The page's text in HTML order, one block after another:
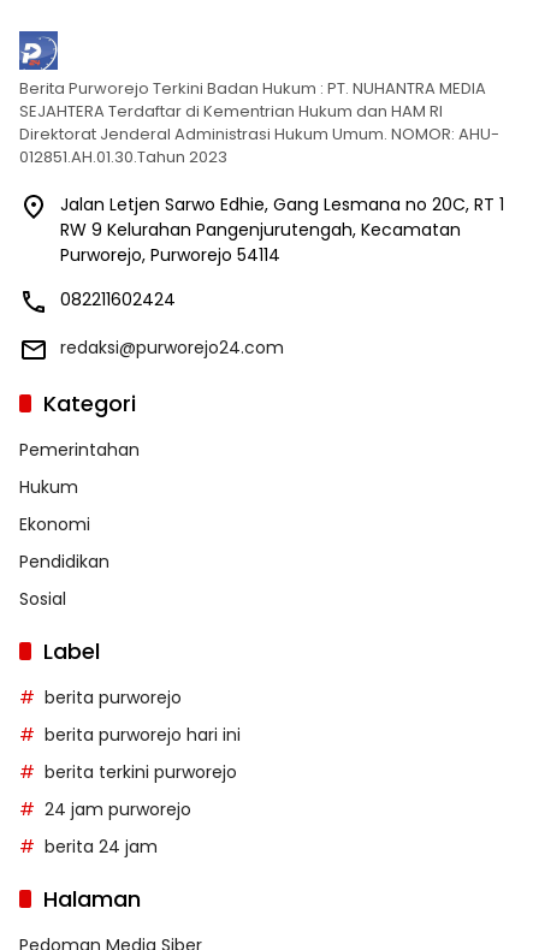
Berita Purworejo Terkini Badan Hukum : PT. NUHANTRA MEDIA
SEJAHTERA Terdaftar di Kementrian Hukum dan HAM RI
Direktorat Jenderal Administrasi Hukum Umum. NOMOR: AHU-
012851.AH.01.30.Tahun 2023
Jalan Letjen Sarwo Edhie, Gang Lesmana no 20C, RT 1
RW 9 Kelurahan Pangenjurutengah, Kecamatan
Purworejo, Purworejo 54114
082211602424
redaksi@purworejo24.com
Kategori
Pemerintahan
Hukum
Ekonomi
Pendidikan
Sosial
Label
berita purworejo
berita purworejo hari ini
berita terkini purworejo
24 jam purworejo
berita 24 jam
Halaman